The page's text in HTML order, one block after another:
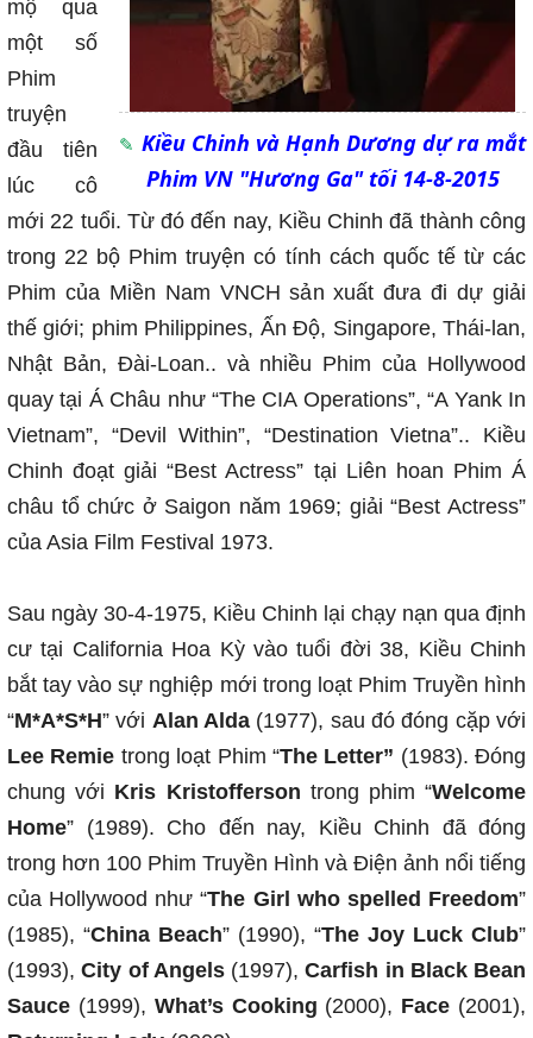
Kiều Chinh và Hạnh Dương dự ra mắt
Phim VN "Hương Ga" tối 14-8-2015
mộ qua
một số
Phim
truyện
đầu tiên
lúc cô
mới 22 tuổi. Từ đó đến nay, Kiều Chinh đã thành công
trong 22 bộ Phim truyện có tính cách quốc tế từ các
Phim của Miền Nam VNCH sản xuất đưa đi dự giải
thế giới; phim Philippines, Ấn Độ, Singapore, Thái-lan,
Nhật Bản, Đài-Loan.. và nhiều Phim của Hollywood
quay tại Á Châu như “The CIA Operations”, “A Yank In
Vietnam”, “Devil Within”, “Destination Vietna”.. Kiều
Chinh đoạt giải “Best Actress” tại Liên hoan Phim Á
châu tổ chức ở Saigon năm 1969; giải “Best Actress”
của Asia Film Festival 1973.
Sau ngày 30-4-1975, Kiều Chinh lại chạy nạn qua định
cư tại California Hoa Kỳ vào tuổi đời 38, Kiều Chinh
bắt tay vào sự nghiệp mới trong loạt Phim Truyền hình
“M*A*S*H” với Alan Alda (1977), sau đó đóng cặp với
Lee Remie trong loạt Phim “The Letter” (1983). Đóng
chung với Kris Kristofferson trong phim “Welcome
Home” (1989). Cho đến nay, Kiều Chinh đã đóng
trong hơn 100 Phim Truyền Hình và Điện ảnh nổi tiếng
của Hollywood như “The Girl who spelled Freedom”
(1985), “China Beach” (1990), “The Joy Luck Club”
(1993),City of Angels(1997),Carfish in Black Bean
Sauce (1999), What’s Cooking (2000), Face (2001),